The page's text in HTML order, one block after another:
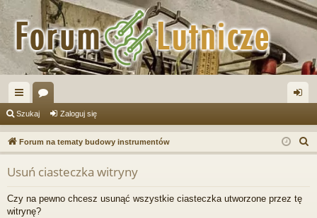
ię
ce
j
…
or
a og
uj
ę
Szukaj Zaloguj się
Forum na tematy budowy instrumentów
z
Usuń ciasteczka witryny
Czy na pewno chcesz usunąć wszystkie ciasteczka utworzone przez tę
witrynę?